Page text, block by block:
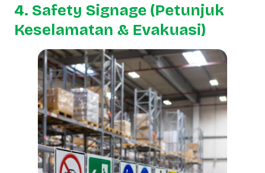
4. Safety Signage (Petunjuk
Keselamatan & Evakuasi)